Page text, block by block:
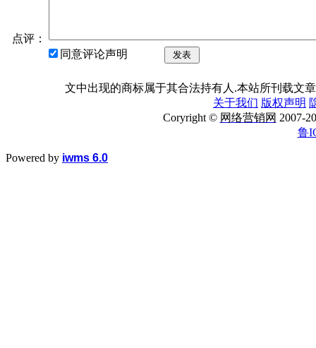
点评：
同意评论声明
发表
文中出现的商标属于其合法持有人.本站所刊载文
关于我们 版权声明
Coryright © 网络营销网 2007-
鲁
Powered by iwms 6.0